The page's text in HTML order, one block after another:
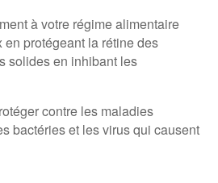
à votre régime alimentaire
protégeant la rétine des
solides en inhibant les
contre les maladies
bactéries et les virus qui causent